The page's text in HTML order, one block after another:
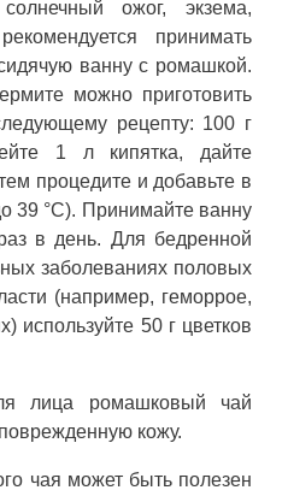
ожог, экзема,
принимать
ванну с ромашкой.
можно приготовить
рецепту: 100 г
1 л кипятка, дайте
процедите и добавьте в
39 °C). Принимайте ванну
в день. Для бедренной
заболеваниях половых
(например, геморрое,
используйте 50 г цветков
лица ромашковый чай
кожу.
чая может быть полезен